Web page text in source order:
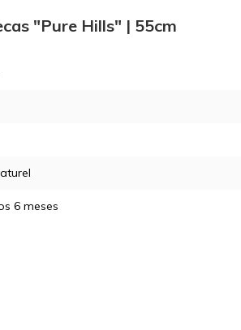
"Pure Hills" | 55cm
6 meses